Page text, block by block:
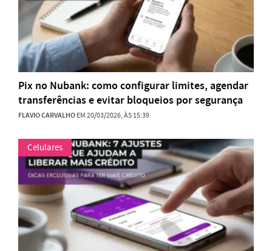
Pix no Nubank: como configurar limites, agendar
transferências e evitar bloqueios por segurança
FLAVIO CARVALHOEM 20/03/2026, ÀS 15:39
Celulares